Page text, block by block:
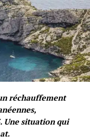
réchauffement
Une situation qui